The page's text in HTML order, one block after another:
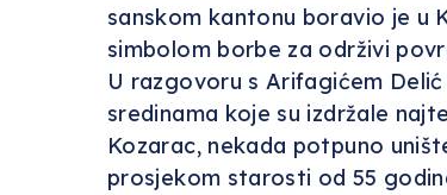
sanskom kantonu boravio je u
simbolom borbe za održivi
U razgovoru s Arifagićem
sredinama koje su izdržale
Kozarac, nekada potpuno
prosjekom starosti od 55